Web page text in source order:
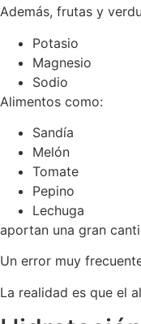
Además, frutas y
Potasio
Magnesio
Sodio
Alimentos como:
Sandía
Melón
Tomate
Pepino
Lechuga
aportan una gran
Un error muy
La realidad es que el